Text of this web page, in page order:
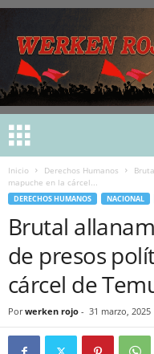
Inicio Derechos Humanos
mapuche en la cárcel...
DERECHOS HUMANOS NACIONAL
Brutal
de presos
cárcel de
Por werken rojo - 31 marzo, 2025